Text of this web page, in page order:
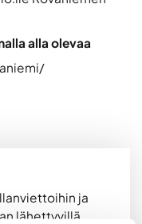
alla olevaa
ja
lähettyvillä.